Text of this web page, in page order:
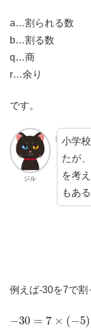
a…割られる数
b…割る数
q…商
r…余り
です。
ジル
小学
たが
を考
もあ
例えば-30を7で割
30 ×( ) 5